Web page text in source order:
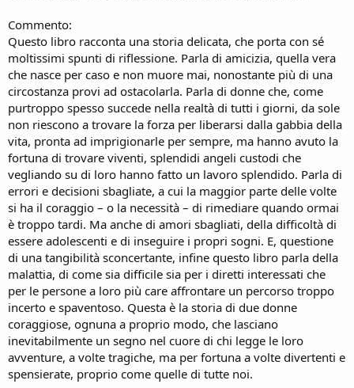
Commento:
Questo libro racconta una storia delicata, che porta con sé
moltissimi spunti di riflessione. Parla di amicizia, quella vera
che nasce per caso e non muore mai, nonostante più di una
circostanza provi ad ostacolarla. Parla di donne che, come
purtroppo spesso succede nella realtà di tutti i giorni, da sole
non riescono a trovare la forza per liberarsi dalla gabbia della
vita, pronta ad imprigionarle per sempre, ma hanno avuto la
fortuna di trovare viventi, splendidi angeli custodi che
vegliando su di loro hanno fatto un lavoro splendido. Parla di
errori e decisioni sbagliate, a cui la maggior parte delle volte
si ha il coraggio – o la necessità – di rimediare quando ormai
è troppo tardi. Ma anche di amori sbagliati, della difficoltà di
essere adolescenti e di inseguire i propri sogni. E, questione
di una tangibilità sconcertante, infine questo libro parla della
malattia, di come sia difficile sia per i diretti interessati che
per le persone a loro più care affrontare un percorso troppo
incerto e spaventoso. Questa è la storia di due donne
coraggiose, ognuna a proprio modo, che lasciano
inevitabilmente un segno nel cuore di chi legge le loro
avventure, a volte tragiche, ma per fortuna a volte divertenti e
spensierate, proprio come quelle di tutte noi.